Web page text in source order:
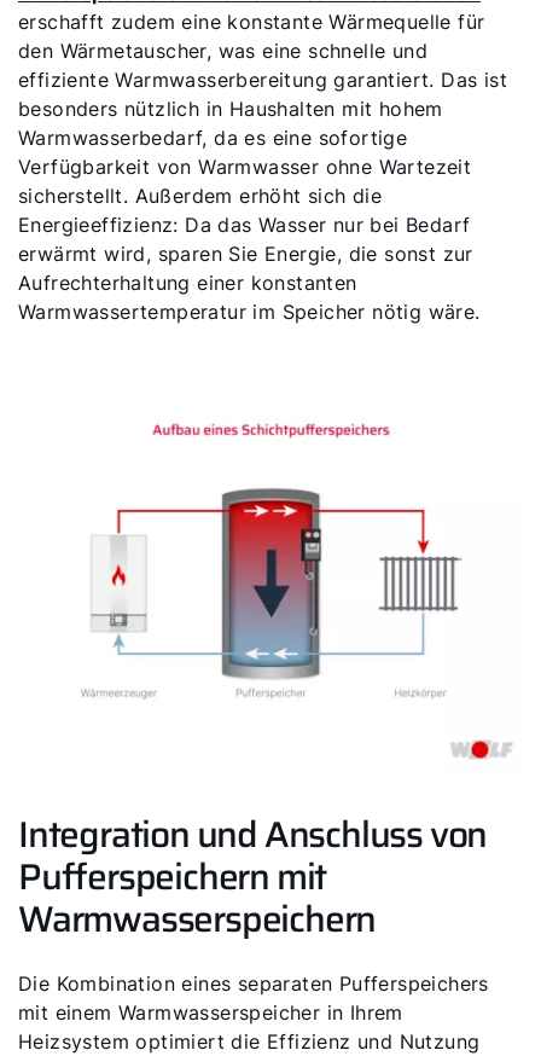
erschafft zudem eine konstante Wärmequelle für
den Wärmetauscher, was eine schnelle und
effiziente Warmwasserbereitung garantiert. Das ist
besonders nützlich in Haushalten mit hohem
Warmwasserbedarf, da es eine sofortige
Verfügbarkeit von Warmwasser ohne Wartezeit
sicherstellt. Außerdem erhöht sich die
Energieeffizienz: Da das Wasser nur bei Bedarf
erwärmt wird, sparen Sie Energie, die sonst zur
Aufrechterhaltung einer konstanten
Warmwassertemperatur im Speicher nötig wäre.
Integration und Anschluss von
Pufferspeichern mit
Warmwasserspeichern
Die Kombination eines separaten Pufferspeichers
mit einem Warmwasserspeicher in Ihrem
Heizsystem optimiert die Effizienz und Nutzung